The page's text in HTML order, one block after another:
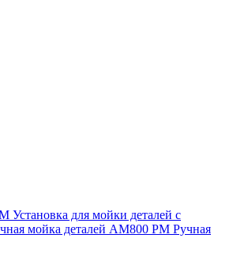
Установка для мойки деталей с
мойка деталей АМ800 РМ Ручная